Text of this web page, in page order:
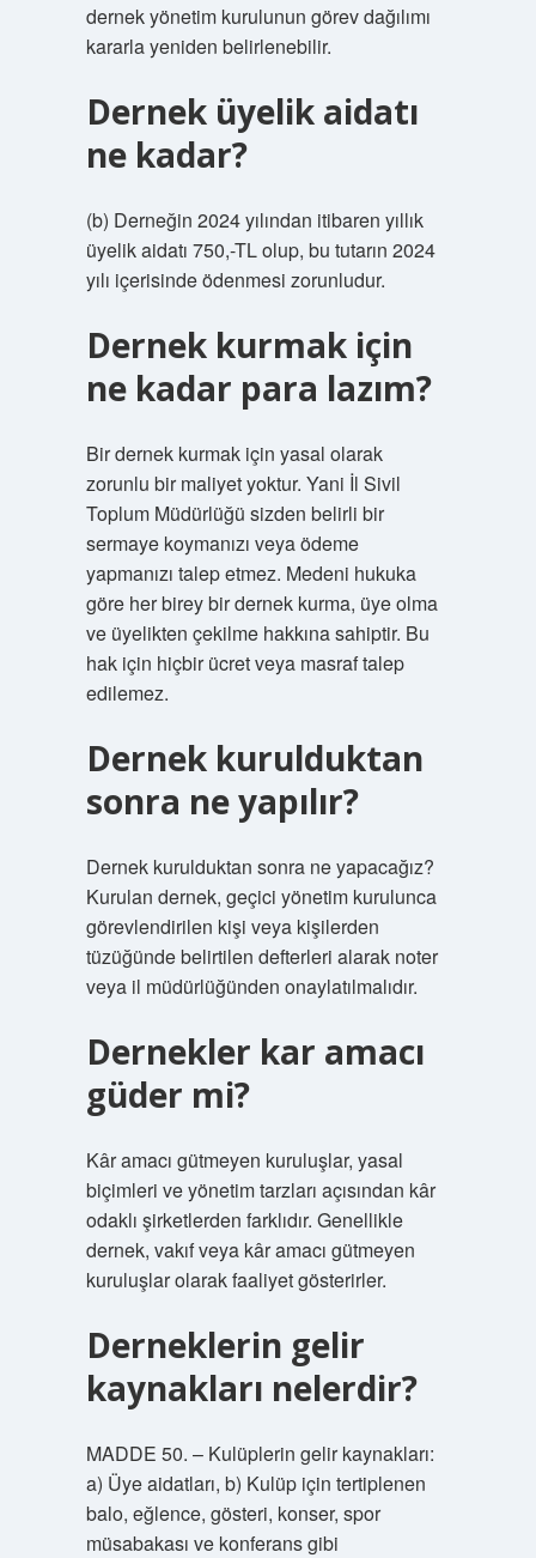
dernek yönetim kurulunun görev dağılımı
kararla yeniden belirlenebilir.
Dernek üyelik aidatı
ne kadar?
(b) Derneğin 2024 yılından itibaren yıllık
üyelik aidatı 750,-TL olup, bu tutarın 2024
yılı içerisinde ödenmesi zorunludur.
Dernek kurmak için
ne kadar para lazım?
Bir dernek kurmak için yasal olarak
zorunlu bir maliyet yoktur. Yani İl Sivil
Toplum Müdürlüğü sizden belirli bir
sermaye koymanızı veya ödeme
yapmanızı talep etmez. Medeni hukuka
göre her birey bir dernek kurma, üye olma
ve üyelikten çekilme hakkına sahiptir. Bu
hak için hiçbir ücret veya masraf talep
edilemez.
Dernek kurulduktan
sonra ne yapılır?
Dernek kurulduktan sonra ne yapacağız?
Kurulan dernek, geçici yönetim kurulunca
görevlendirilen kişi veya kişilerden
tüzüğünde belirtilen defterleri alarak noter
veya il müdürlüğünden onaylatılmalıdır.
Dernekler kar amacı
güder mi?
Kâr amacı gütmeyen kuruluşlar, yasal
biçimleri ve yönetim tarzları açısından kâr
odaklı şirketlerden farklıdır. Genellikle
dernek, vakıf veya kâr amacı gütmeyen
kuruluşlar olarak faaliyet gösterirler.
Derneklerin gelir
kaynakları nelerdir?
MADDE 50. – Kulüplerin gelir kaynakları:
a) Üye aidatları, b) Kulüp için tertiplenen
balo, eğlence, gösteri, konser, spor
müsabakası ve konferans gibi